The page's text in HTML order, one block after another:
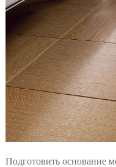
Подготовить основание